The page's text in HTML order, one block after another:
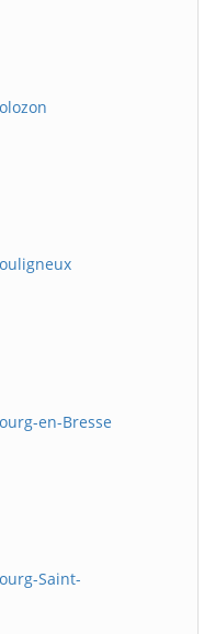
en-Bresse
Saint-